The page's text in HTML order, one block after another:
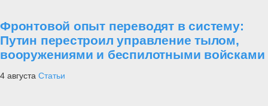
Фронтовой опыт переводят в систему:
Путин перестроил управление тылом,
вооружениями и беспилотными войсками
4 августа Статьи